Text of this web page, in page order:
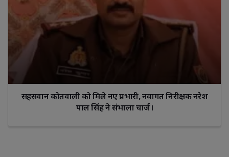
सहसवान कोतवाली को मिले नए प्रभारी, नवागत निरीक्षक नरेश
पाल सिंह ने संभाला चार्ज।